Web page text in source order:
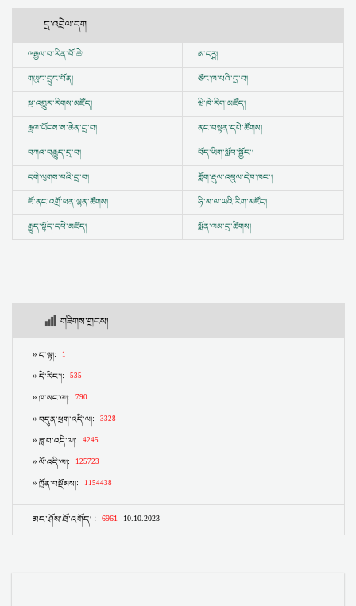
དྲ་འབྲེལ་དག
ྋརྒྱལ་བ་རིན་པོ་ཆེ།
ཨ་དཪྴ།
གཡུང་དྲུང་བོན།
ཙོང་ཁ་པའི་དྲ་བ།
སྔ་འགྱུར་རིགས་མཛོད།
ཝི་ཁེ་རིག་མཛོད།
རྒྱལ་ཡོངས་ས་ཆེན་དྲ་བ།
ནང་བསྟན་དཔེ་ཚོགས།
བཀའ་བརྒྱུད་དྲ་བ།
བོད་ཡིག་སློབ་སྦྱོང་།
དགེ་ལུགས་པའི་དྲ་བ།
གློག་རྡུལ་འཕྲུལ་དེབ་ཁང་།
ཇོ་ནང་འགྲོ་ཕན་ལྷན་ཚོགས།
ཧི་མ་ལ་ཡའི་རིག་མཛོད།
རྒྱུད་སྟོད་དཔེ་མཛོད།
སྨོན་ལམ་དྲ་ཚིགས།